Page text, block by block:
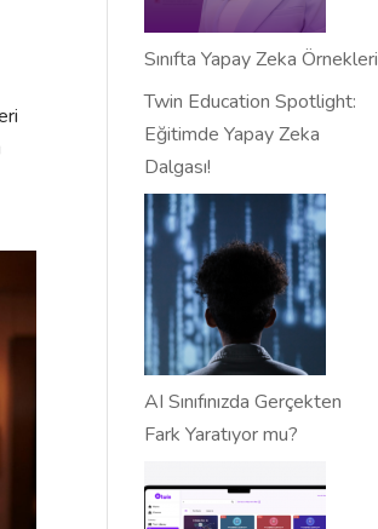
Sınıfta Yapay Zeka Örnekleri
Twin Education Spotlight:
Eğitimde Yapay Zeka
Dalgası!
AI Sınıfınızda Gerçekten
Fark Yaratıyor mu?